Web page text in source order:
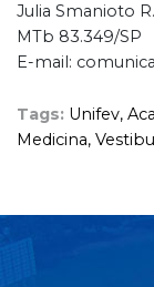
Julia Smanioto
MTb 83.349/SP
E-mail:
Tags: Unifev,
Medicina,